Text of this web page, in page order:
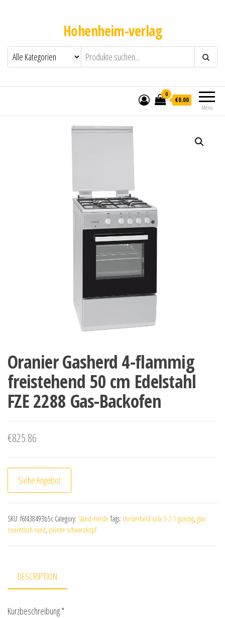
Hohenheim-verlag
Menü
0
€0.00
Oranier Gasherd 4-flammig
freistehend 50 cm Edelstahl
FZE 2288 Gas-Backofen
€825.86
Siehe Angebot
SKU: f6f438493b5c Category: Stand-Herde Tags: chesterfield sofa 3-2-1 günstig, glas
couchtisch rund, palette schwarzkopf
DESCRIPTION
Kurzbeschreibung *